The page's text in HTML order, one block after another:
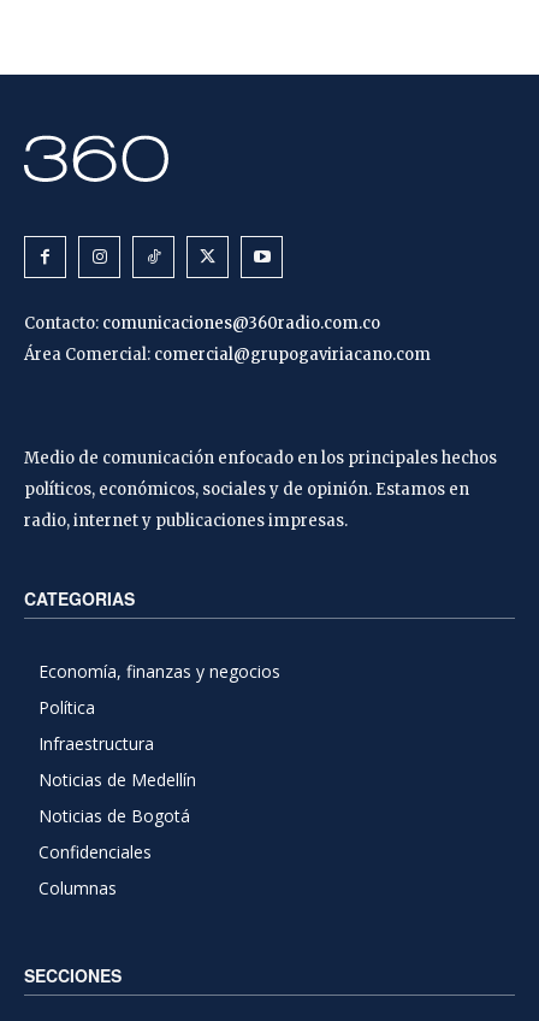
Contacto: comunicaciones@360radio.com.co
Área Comercial: comercial@grupogaviriacano.com
Medio de comunicación enfocado en los principales hechos
políticos, económicos, sociales y de opinión. Estamos en
radio, internet y publicaciones impresas.
CATEGORIAS
Economía, finanzas y negocios
Política
Infraestructura
Noticias de Medellín
Noticias de Bogotá
Confidenciales
Columnas
SECCIONES